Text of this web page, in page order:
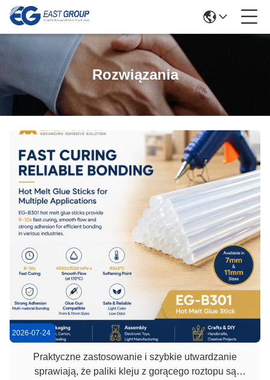
Rozwiązania
2026-07-24
Praktyczne zastosowanie i szybkie utwardzanie
sprawiają, że paliki kleju z gorącego roztopu są